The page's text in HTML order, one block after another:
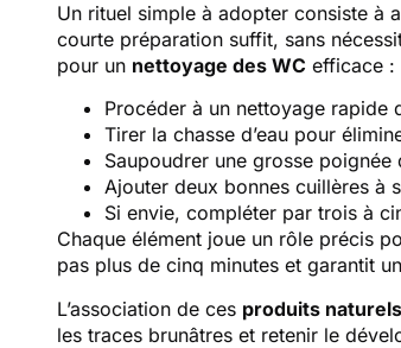
Un rituel simple à adopter consiste à
courte préparation suffit, sans
pour un nettoyage des WC efficace :
Procéder à un nettoyage rapide
Tirer la chasse d’eau pour
Saupoudrer une grosse poignée
Ajouter deux bonnes cuillères à
Si envie, compléter par trois à
Chaque élément joue un rôle précis
pas plus de cinq minutes et garantit
L’association de ces produits naturels
les traces brunâtres et retenir le